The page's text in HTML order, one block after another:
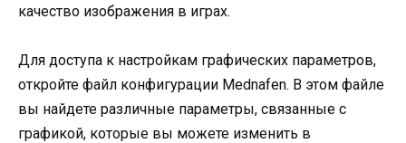
качество изображения в играх.
Для доступа к настройкам графических параметров,
откройте файл конфигурации Mednafen. В этом файле
вы найдете различные параметры, связанные с
графикой, которые вы можете изменить в